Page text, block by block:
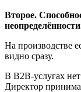
Второе.
На производстве
видно сразу.
В B2B-услугах
Директор